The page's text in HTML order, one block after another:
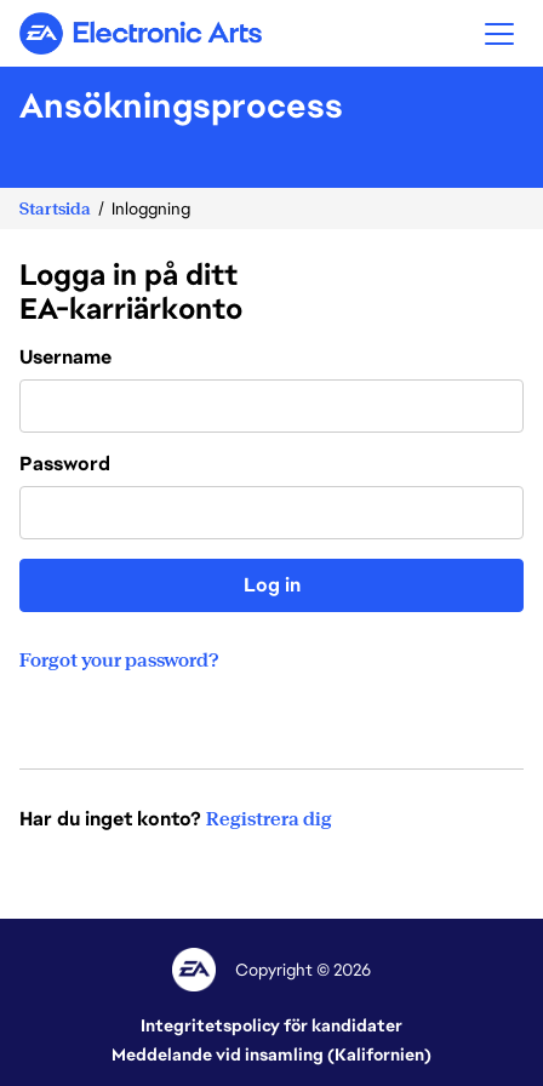
Electronic Arts
Ansökningsprocess
Startsida Inloggning
Logga in på ditt
EA-karriärkonto
Login
Username
Password
Log in
Forgot your password?
Har du inget konto? Registrera dig
Copyright © 2026
Integritetspolicy för kandidater
Meddelande vid insamling (Kalifornien)